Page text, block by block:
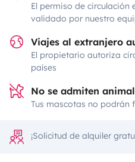
El permiso de circulación
validado por nuestro
Viajes al extranjero
El propietario autoriza
países
No se admiten
Tus mascotas no podrán
¡Solicitud de alquiler